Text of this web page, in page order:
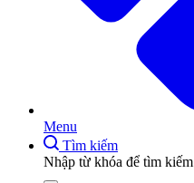
Menu
Tìm kiếm
Nhập từ khóa để tìm kiếm